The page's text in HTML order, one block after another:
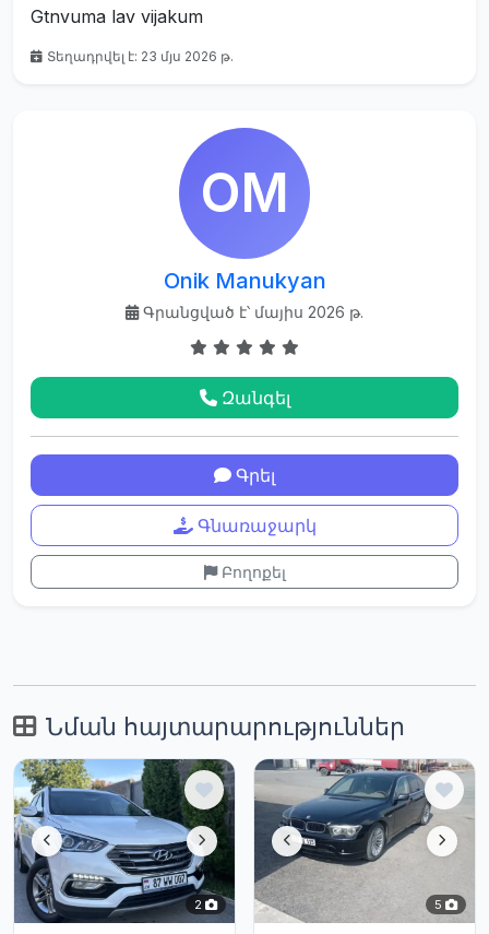
Gtnvuma lav vijakum
Տեղադրվել է: 23 մյս 2026 թ.
OM
Onik Manukyan
Գրանցված է՝ մայիս 2026 թ.
Զանգել
Գրել
Գնառաջարկ
Բողոքել
Նման հայտարարություններ
2 5